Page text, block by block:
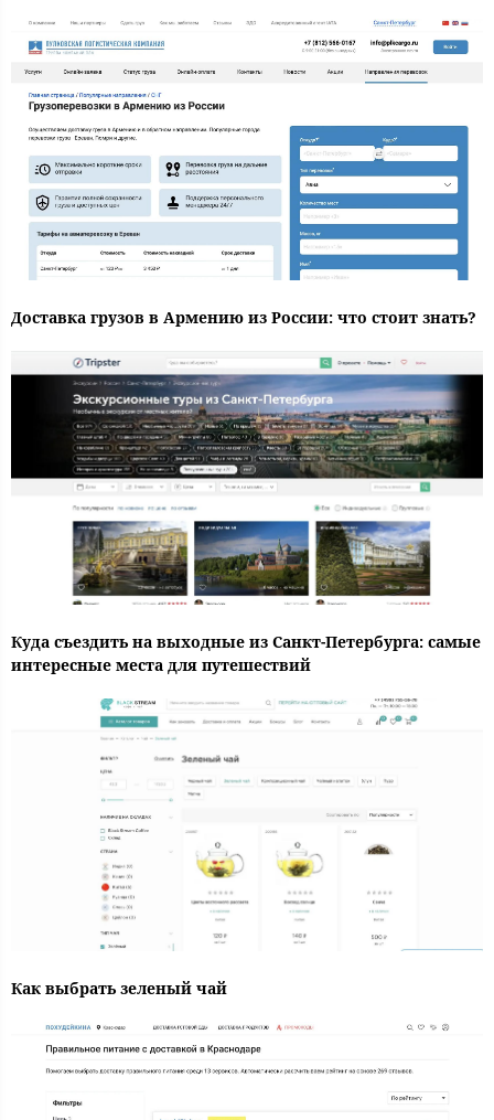
Доставка грузов в Армению из России: что стоит знать?
Куда съездить на выходные из Санкт-Петербурга: самые
интересные места для путешествий
Как выбрать зеленый чай